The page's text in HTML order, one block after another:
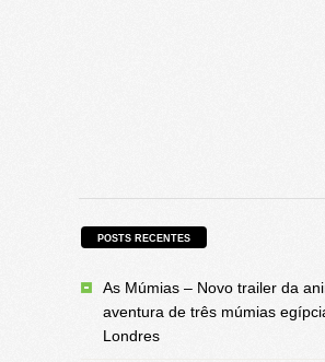
POSTS RECENTES
As Múmias – Novo trailer da
aventura de três múmias
Londres